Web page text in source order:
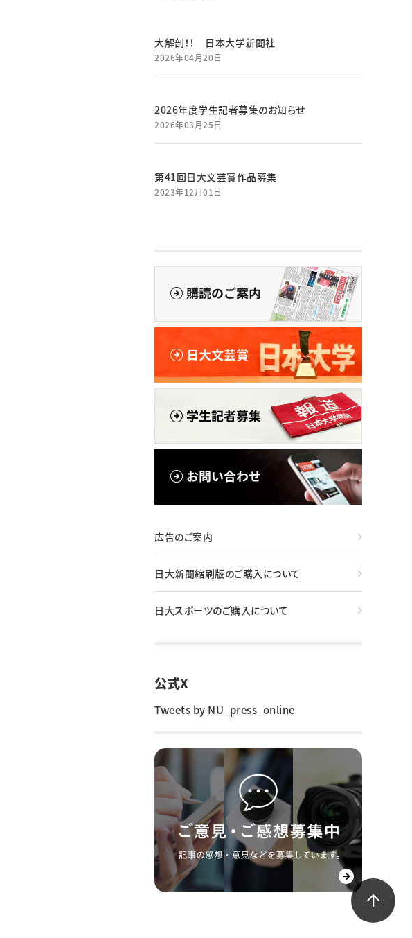
大解剖！！ 日本大学新聞社
2026年04月20日
2026年度学生記者募集のお知らせ
2026年03月25日
第41回日大文芸賞作品募集
2023年12月01日
広告のご案内
日大新聞縮刷版のご購入について
日大スポーツのご購入について
公式X
Tweets by NU_press_online